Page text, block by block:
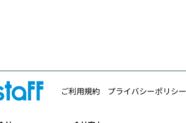
ご利用規約 プライバシーポリシー